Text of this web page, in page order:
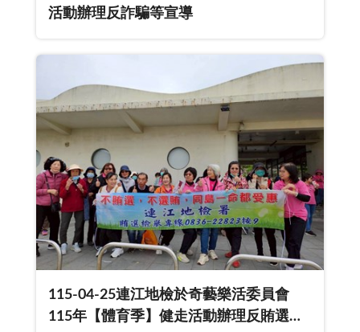
活動辦理反詐騙等宣導
115-04-25連江地檢於奇藝樂活委員會
115年【體育季】健走活動辦理反賄選、